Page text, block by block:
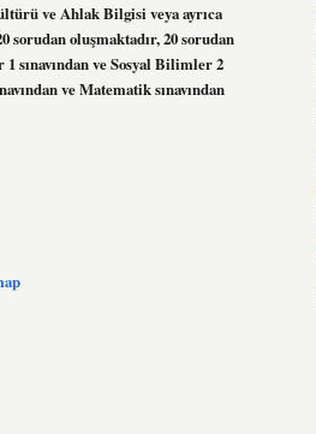
ve Ahlak Bilgisi veya ayrıca
oluşmaktadır, 20 sorudan
sınavından ve Sosyal Bilimler 2
ve Matematik sınavından